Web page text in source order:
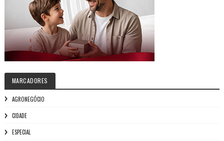
MARCADORES
AGRONEGÓCIO
CIDADE
ESPECIAL